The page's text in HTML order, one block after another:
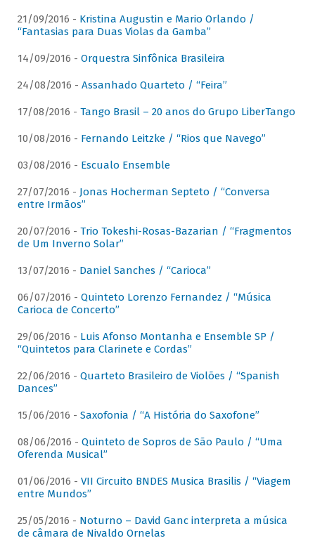
21/09/2016 - Kristina Augustin e Mario Orlando /
“Fantasias para Duas Violas da Gamba”
14/09/2016 - Orquestra Sinfônica Brasileira
24/08/2016 - Assanhado Quarteto / “Feira”
17/08/2016 - Tango Brasil – 20 anos do Grupo LiberTango
10/08/2016 - Fernando Leitzke / “Rios que Navego”
03/08/2016 - Escualo Ensemble
27/07/2016 - Jonas Hocherman Septeto / “Conversa
entre Irmãos”
20/07/2016 - Trio Tokeshi-Rosas-Bazarian / “Fragmentos
de Um Inverno Solar”
13/07/2016 - Daniel Sanches / “Carioca”
06/07/2016 - Quinteto Lorenzo Fernandez / “Música
Carioca de Concerto”
29/06/2016 - Luis Afonso Montanha e Ensemble SP /
“Quintetos para Clarinete e Cordas”
22/06/2016 - Quarteto Brasileiro de Violões / “Spanish
Dances”
15/06/2016 - Saxofonia / “A História do Saxofone”
08/06/2016 - Quinteto de Sopros de São Paulo / “Uma
Oferenda Musical”
01/06/2016 - VII Circuito BNDES Musica Brasilis / “Viagem
entre Mundos”
25/05/2016 - Noturno – David Ganc interpreta a música
de câmara de Nivaldo Ornelas